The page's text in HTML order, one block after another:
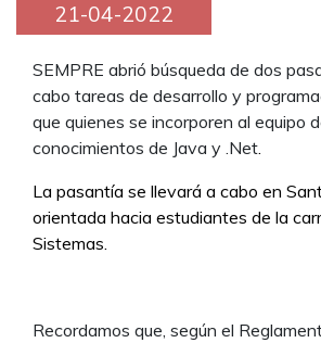
21-04-2022
SEMPRE abrió búsqueda de dos
cabo tareas de desarrollo y
que quienes se incorporen al equipo
conocimientos de Java y .Net.
La pasantía se llevará a cabo en
orientada hacia estudiantes de la
Sistemas.
Recordamos que, según el